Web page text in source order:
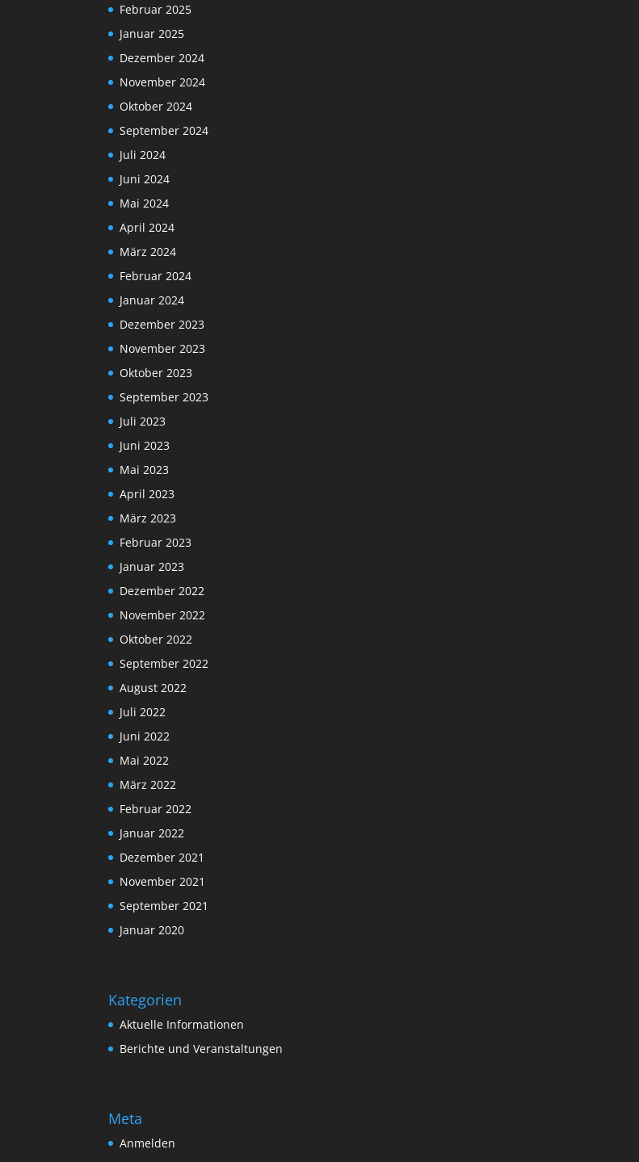
Februar 2025
Januar 2025
Dezember 2024
November 2024
Oktober 2024
September 2024
Juli 2024
Juni 2024
Mai 2024
April 2024
März 2024
Februar 2024
Januar 2024
Dezember 2023
November 2023
Oktober 2023
September 2023
Juli 2023
Juni 2023
Mai 2023
April 2023
März 2023
Februar 2023
Januar 2023
Dezember 2022
November 2022
Oktober 2022
September 2022
August 2022
Juli 2022
Juni 2022
Mai 2022
März 2022
Februar 2022
Januar 2022
Dezember 2021
November 2021
September 2021
Januar 2020
Kategorien
Aktuelle Informationen
Berichte und Veranstaltungen
Meta
Anmelden